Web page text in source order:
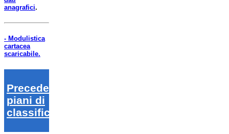
anagrafici.
- Modulistica
cartacea
scaricabile.
Precedenti
piani di
classifica